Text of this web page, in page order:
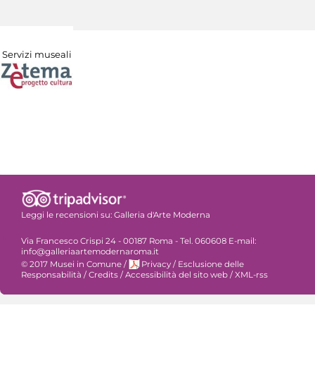
Servizi museali
Leggi le recensioni su: Galleria d'Arte Moderna
Via Francesco Crispi 24 - 00187 Roma - Tel. 060608 E-mail:
info@galleriaartemodernaroma.it
© 2017 Musei in Comune / Privacy / Esclusione delle
Responsabilità / Credits / Accessibilità del sito web / XML-rss